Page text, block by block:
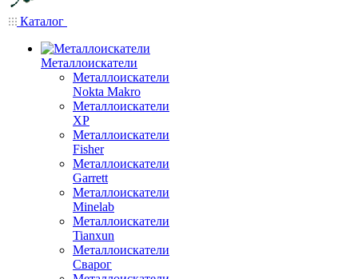
Каталог
Металлоискатели
Металлоискатели
Nokta Makro
Металлоискатели
XP
Металлоискатели
Fisher
Металлоискатели
Garrett
Металлоискатели
Minelab
Металлоискатели
Tianxun
Металлоискатели
Сварог